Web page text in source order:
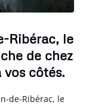
Ribérac, le
de chez
côtés.
de-Ribérac, le